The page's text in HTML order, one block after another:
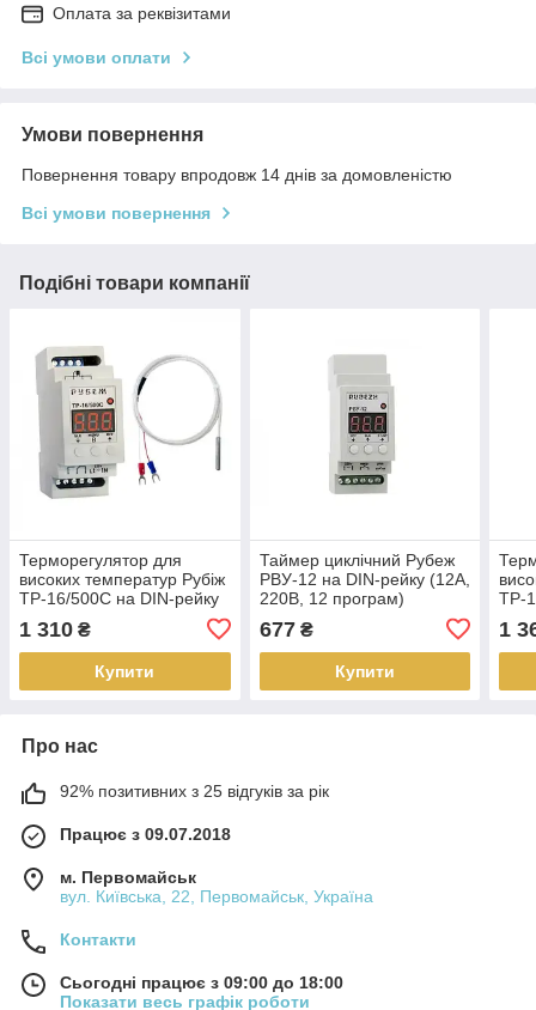
Оплата за реквізитами
Всі умови оплати
Умови повернення
Повернення товару впродовж 14 днів за домовленістю
Всі умови повернення
Подібні товари компанії
Терморегулятор для
високих температур Рубіж
ТР-16/500C на DIN-рейку
1 310 ₴
Купити
Таймер циклічний Рубеж
РВУ-12 на DIN-рейку (12А,
220В, 12 програм)
677₴
Купити
ТР-
1
Про нас
92% позитивних з 25 відгуків за рік
Працює з 09.07.2018
м. Первомайськ
вул. Київська, 22, Первомайськ, Україна
Контакти
Сьогодні працює з 09:00 до 18:00
Показати весь графік роботи